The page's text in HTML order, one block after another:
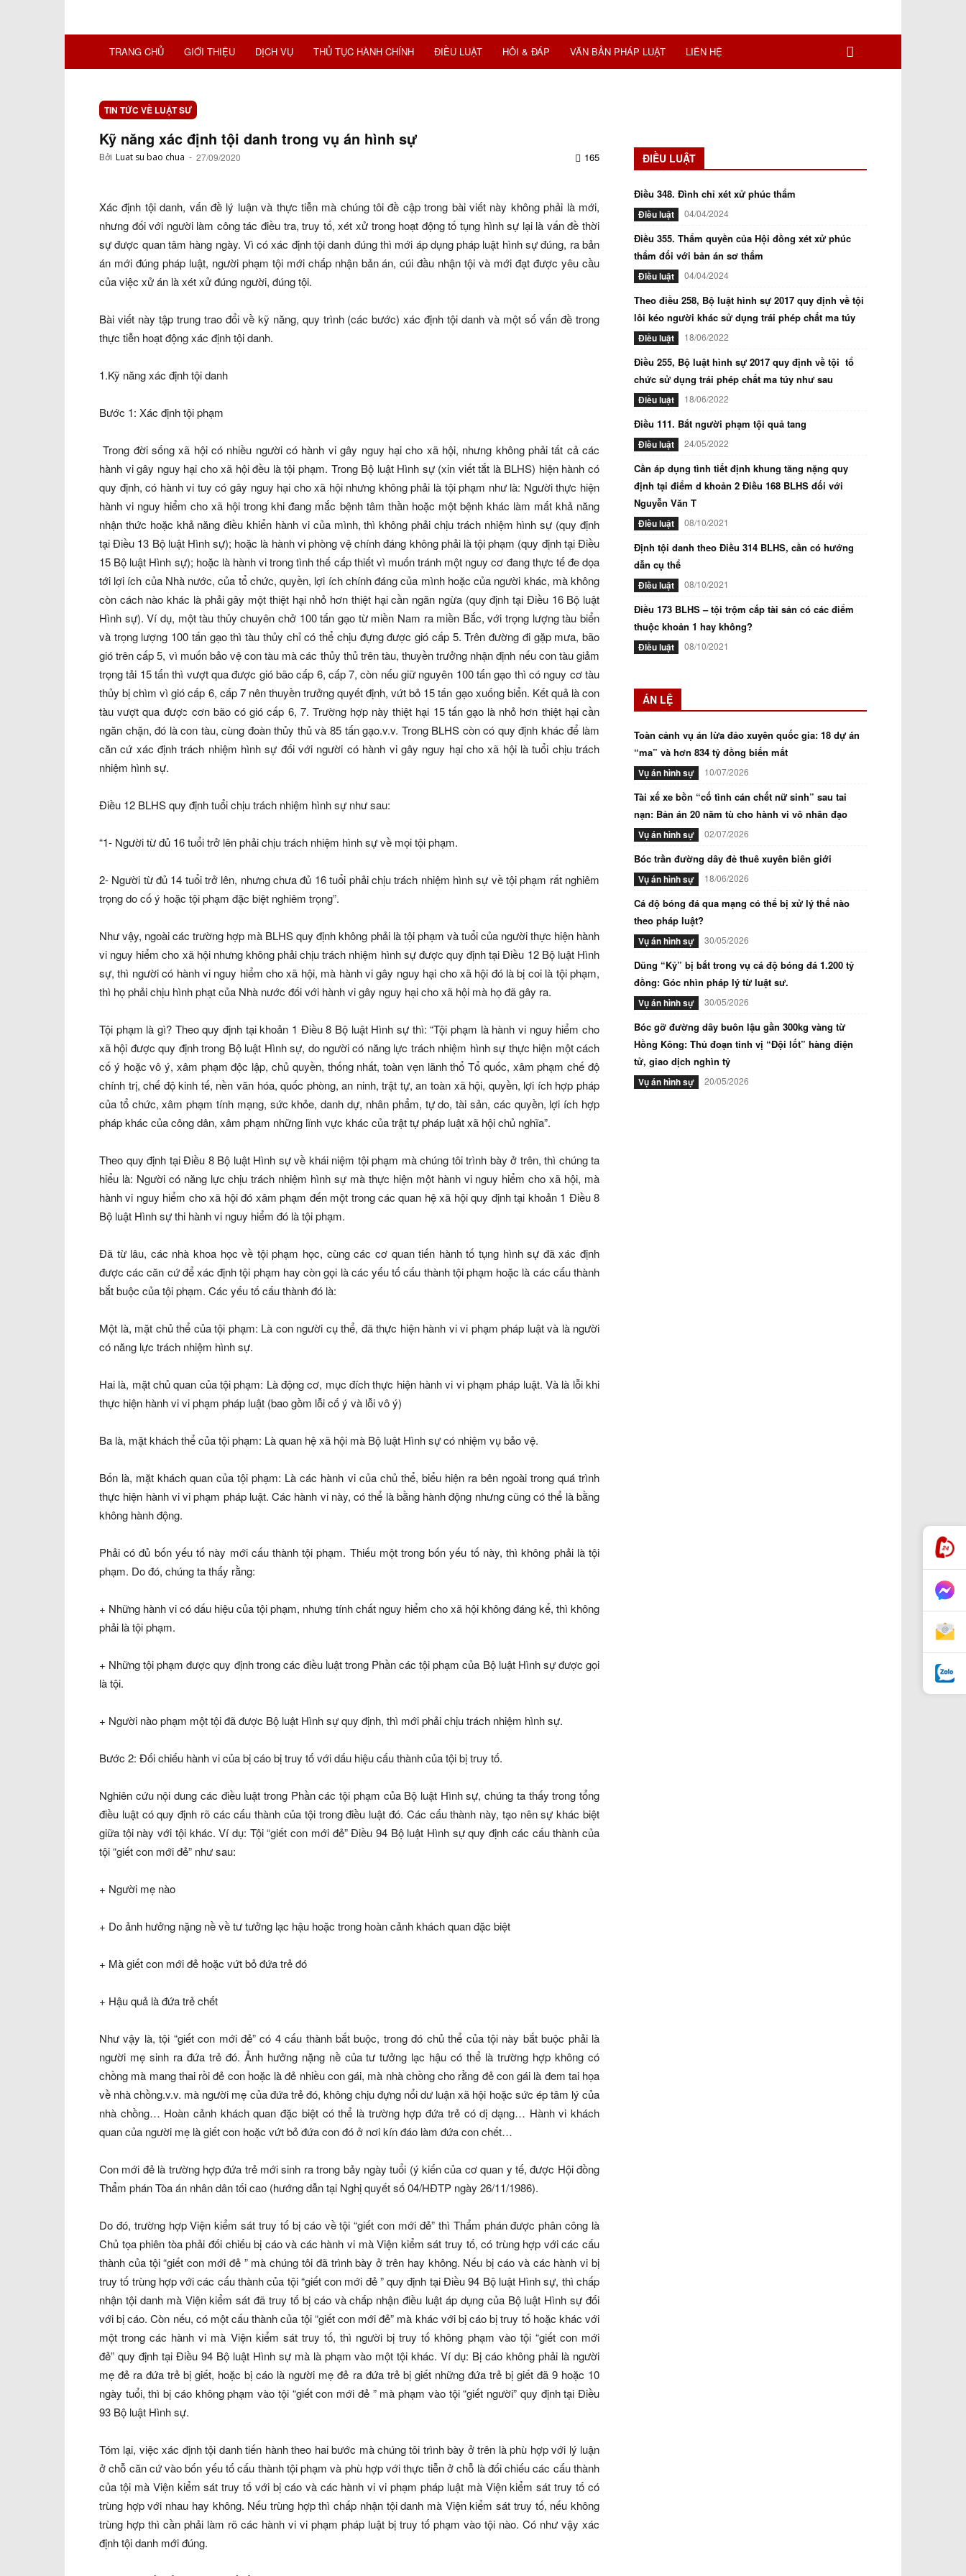
TRANG CHỦ GIỚI THIỆU DỊCH VỤ THỦ TỤC HÀNH CHÍNH ĐIỀU LUẬT HỎI & ĐÁP VĂN BẢN PHÁP LUẬT LIÊN HỆ
TIN TỨC VỀ LUẬT SƯ
Kỹ năng xác định tội danh trong vụ án hình sự
Bởi Luat su bao chua - 27/09/2020 165
Xác định tội danh, vấn đề lý luận và thực tiễn mà chúng tôi đề cập trong bài viết này không phải là mới,
nhưng đối với người làm công tác điều tra, truy tố, xét xử trong hoạt động tố tụng hình sự lại là vấn đề thời
sự được quan tâm hàng ngày. Vì có xác định tội danh đúng thì mới áp dụng pháp luật hình sự đúng, ra bản
án mới đúng pháp luật, người phạm tội mới chấp nhận bản án, cúi đầu nhận tội và mới đạt được yêu cầu
của việc xử án là xét xử đúng người, đúng tội.
Bài viết này tập trung trao đổi về kỹ năng, quy trình (các bước) xác định tội danh và một số vấn đề trong
thực tiễn hoạt động xác định tội danh.
1.Kỹ năng xác định tội danh
Bước 1: Xác định tội phạm
Trong đời sống xã hội có nhiều người có hành vi gây nguy hại cho xã hội, nhưng không phải tất cả các
hành vi gây nguy hại cho xã hội đều là tội phạm. Trong Bộ luật Hình sự (xin viết tắt là BLHS) hiện hành có
quy định, có hành vi tuy có gây nguy hại cho xã hội nhưng không phải là tội phạm như là: Người thực hiện
hành vi nguy hiểm cho xã hội trong khi đang mắc bệnh tâm thần hoặc một bệnh khác làm mất khả năng
nhận thức hoặc khả năng điều khiển hành vi của mình, thì không phải chịu trách nhiệm hình sự (quy định
tại Điều 13 Bộ luật Hình sự); hoặc là hành vi phòng vệ chính đáng không phải là tội phạm (quy định tại Điều
15 Bộ luật Hình sự); hoặc là hành vi trong tình thế cấp thiết vì muốn tránh một nguy cơ đang thực tế đe dọa
tới lợi ích của Nhà nước, của tổ chức, quyền, lợi ích chính đáng của mình hoặc của người khác, mà không
còn cách nào khác là phải gây một thiệt hại nhỏ hơn thiệt hại cần ngăn ngừa (quy định tại Điều 16 Bộ luật
Hình sự). Ví dụ, một tàu thủy chuyên chở 100 tấn gạo từ miền Nam ra miền Bắc, với trọng lượng tàu biển
và trọng lượng 100 tấn gạo thì tàu thủy chỉ có thể chịu đựng được gió cấp 5. Trên đường đi gặp mưa, bão
gió trên cấp 5, vì muốn bảo vệ con tàu mà các thủy thủ trên tàu, thuyền trưởng nhận định nếu con tàu giảm
trọng tải 15 tấn thì vượt qua được gió bão cấp 6, cấp 7, còn nếu giữ nguyên 100 tấn gạo thì có nguy cơ tàu
thủy bị chìm vì gió cấp 6, cấp 7 nên thuyền trưởng quyết định, vứt bỏ 15 tấn gạo xuống biển. Kết quả là con
tàu vượt qua được cơn bão có gió cấp 6, 7. Trường hợp này thiệt hại 15 tấn gạo là nhỏ hơn thiệt hại cần
ngăn chặn, đó là con tàu, cùng đoàn thủy thủ và 85 tấn gạo.v.v. Trong BLHS còn có quy định khác để làm
căn cứ xác định trách nhiệm hình sự đối với người có hành vi gây nguy hại cho xã hội là tuổi chịu trách
nhiệm hình sự.
Điều 12 BLHS quy định tuổi chịu trách nhiệm hình sự như sau:
“1- Người từ đủ 16 tuổi trở lên phải chịu trách nhiệm hình sựvề mọi tội phạm.
2- Người từ đủ 14 tuổi trở lên, nhưng chưa đủ 16 tuổi phải chịu trách nhiệm hình sự về tội phạm rất nghiêm
trọng do cố ý hoặc tội phạm đặc biệt nghiêm trọng”.
Như vậy, ngoài các trường hợp mà BLHS quy định không phải là tội phạm và tuổi của người thực hiện hành
vi nguy hiểm cho xã hội nhưng không phải chịu trách nhiệm hình sự được quy định tại Điều 12 Bộ luật Hình
sự, thì người có hành vi nguy hiểm cho xã hội, mà hành vi gây nguy hại cho xã hội đó là bị coi là tội phạm,
thì họ phải chịu hình phạt của Nhà nước đối với hành vi gây nguy hại cho xã hội mà họ đã gây ra.
Tội phạm là gì? Theo quy định tại khoản 1 Điều 8 Bộ luật Hình sự thì: “Tội phạm là hành vi nguy hiểm cho
xã hội được quy định trong Bộ luật Hình sự, do người có năng lực trách nhiệm hình sự thực hiện một cách
cố ý hoặc vô ý, xâm phạm độc lập, chủ quyền, thống nhất, toàn vẹn lãnh thổ Tổ quốc, xâm phạm chế độ
chính trị, chế độ kinh tế, nền văn hóa, quốc phòng, an ninh, trật tự, an toàn xã hội, quyền, lợi ích hợp pháp
của tổ chức, xâm phạm tính mạng, sức khỏe, danh dự, nhân phẩm, tự do, tài sản, các quyền, lợi ích hợp
pháp khác của công dân, xâm phạm những lĩnh vực khác của trật tự pháp luật xã hội chủ nghĩa”.
Theo quy định tại Điều 8 Bộ luật Hình sự về khái niệm tội phạm mà chúng tôi trình bày ở trên, thì chúng ta
hiểu là: Người có năng lực chịu trách nhiệm hình sự mà thực hiện một hành vi nguy hiểm cho xã hội, mà
hành vi nguy hiểm cho xã hội đó xâm phạm đến một trong các quan hệ xã hội quy định tại khoản 1 Điều 8
Bộ luật Hình sự thi hành vi nguy hiểm đó là tội phạm.
Đã từ lâu, các nhà khoa học về tội phạm học, cùng các cơ quan tiến hành tố tụng hình sự đã xác định
được các căn cứ để xác định tội phạm hay còn gọi là các yếu tố cấu thành tội phạm hoặc là các cấu thành
bắt buộc của tội phạm. Các yếu tố cấu thành đó là:
Một là, mặt chủ thể của tội phạm: Là con người cụ thể, đã thực hiện hành vi vi phạm pháp luật và là người
có năng lực trách nhiệm hình sự.
Hai là, mặt chủ quan của tội phạm: Là động cơ, mục đích thực hiện hành vi vi phạm pháp luật. Và là lỗi khi
thực hiện hành vi vi phạm pháp luật (bao gồm lỗi cố ý và lỗi vô ý)
Ba là, mặt khách thể của tội phạm: Là quan hệ xã hội mà Bộ luật Hình sự có nhiệm vụ bảo vệ.
Bốn là, mặt khách quan của tội phạm: Là các hành vi của chủ thể, biểu hiện ra bên ngoài trong quá trình
thực hiện hành vi vi phạm pháp luật. Các hành vi này, có thể là bằng hành động nhưng cũng có thể là bằng
không hành động.
Phải có đủ bốn yếu tố này mới cấu thành tội phạm. Thiếu một trong bốn yếu tố này, thì không phải là tội
phạm. Do đó, chúng ta thấy rằng:
+ Những hành vi có dấu hiệu của tội phạm, nhưng tính chất nguy hiểm cho xã hội không đáng kể, thì không
phải là tội phạm.
+ Những tội phạm được quy định trong các điều luật trong Phần các tội phạm của Bộ luật Hình sự được gọi
là tội.
+ Người nào phạm một tội đã được Bộ luật Hình sự quy định, thì mới phải chịu trách nhiệm hình sự.
Bước 2: Đối chiếu hành vi của bị cáo bị truy tố với dấu hiệu cấu thành của tội bị truy tố.
Nghiên cứu nội dung các điều luật trong Phần các tội phạm của Bộ luật Hình sự, chúng ta thấy trong tổng
điều luật có quy định rõ các cấu thành của tội trong điều luật đó. Các cấu thành này, tạo nên sự khác biệt
giữa tội này với tội khác. Ví dụ: Tội“giết con mới đẻ”Điều 94 Bộ luật Hình sự quy định các cấu thành của
tội“giết con mới đẻ” như sau:
+ Người mẹ nào
+ Do ảnh hưởng nặng nề về tư tưởng lạc hậu hoặc trong hoàn cảnh khách quan đặc biệt
+ Mà giết con mới đẻ hoặc vứt bỏ đứa trẻ đó
+ Hậu quả là đứa trẻ chết
Như vậy là, tội “giết con mới đẻ” có 4 cấu thành bắt buộc, trong đó chủ thể của tội này bắt buộc phải là
người mẹ sinh ra đứa trẻ đó. Ảnh hưởng nặng nề của tư tưởng lạc hậu có thể là trường hợp không có
chồng mà mang thai rồi đẻ con hoặc là đẻ nhiều con gái, mà nhà chồng cho rằng đẻ con gái là đem tai họa
về nhà chồng.v.v. mà người mẹ của đứa trẻ đó, không chịu đựng nổi dư luận xã hội hoặc sức ép tâm lý của
nhà chồng… Hoàn cảnh khách quan đặc biệt có thể là trường hợp đứa trẻ có dị dạng… Hành vi khách
quan của người mẹ là giết con hoặc vứt bỏ đứa con đó ở nơi kín đáo làm đứa con chết…
Con mới đẻ là trường hợp đứa trẻ mới sinh ra trong bảy ngày tuổi (ý kiến của cơ quan y tế, được Hội đồng
Thẩm phán Tòa án nhân dân tối cao (hướng dẫn tại Nghị quyết số 04/HĐTP ngày 26/11/1986).
Do đó, trường hợp Viện kiểm sát truy tố bị cáo về tội“giết con mới đẻ”thì Thẩm phán được phân công là
Chủ tọa phiên tòa phải đối chiếu bị cáo và các hành vi mà Viện kiểm sát truy tố, có trùng hợp với các cấu
thành của tội“giết con mới đẻ” mà chúng tôi đã trình bày ở trên hay không. Nếu bị cáo và các hành vi bị
truy tố trùng hợp với các cấu thành của tội“giết con mới đẻ ”quy định tại Điều 94 Bộ luật Hình sự, thì chấp
nhận tội danh mà Viện kiểm sát đã truy tố bị cáo và chấp nhận điều luật áp dụng của Bộ luật Hình sự đối
với bị cáo. Còn nếu, có một cấu thành của tội“giết con mới đẻ” mà khác với bị cáo bị truy tố hoặc khác với
một trong các hành vi mà Viện kiểm sát truy tố, thì người bị truy tố không phạm vào tội “giết con mới
đẻ” quy định tại Điều 94 Bộ luật Hình sự mà là phạm vào một tội khác. Ví dụ: Bị cáo không phải là người
mẹ đẻ ra đứa trẻ bị giết, hoặc bị cáo là người mẹ đẻ ra đứa trẻ bị giết những đứa trẻ bị giết đã 9 hoặc 10
ngày tuổi, thì bị cáo không phạm vào tội “giết con mới đẻ ”mà phạm vào tội“giết người” quy định tại Điều
93 Bộ luật Hình sự.
Tóm lại, việc xác định tội danh tiến hành theo hai bước mà chúng tôi trình bày ở trên là phù hợp với lý luận
ở chỗ căn cứ vào bốn yếu tố cấu thành tội phạm và phù hợp với thực tiễn ở chỗ là đối chiếu các cấu thành
của tội mà Viện kiểm sát truy tố với bị cáo và các hành vi vi phạm pháp luật mà Viện kiểm sát truy tố có
trùng hợp với nhau hay không. Nếu trùng hợp thì chấp nhận tội danh mà Viện kiểm sát truy tố, nếu không
trùng hợp thì cần phải làm rõ các hành vi vi phạm pháp luật bị truy tố phạm vào tội nào. Có như vậy xác
định tội danh mới đúng.
ĐIỀU LUẬT
Điều 348. Đình chỉ xét xử phúc thẩm
Điều luật 04/04/2024
Điều 355. Thẩm quyền của Hội đồng xét xử phúc
thẩm đối với bản án sơ thẩm
Điều luật 04/04/2024
Theo điều 258, Bộ luật hình sự 2017 quy định về tội
lôi kéo người khác sử dụng trái phép chất ma túy
Điều luật 18/06/2022
Điều 255, Bộ luật hình sự 2017 quy định về tội tổ
chức sử dụng trái phép chất ma túy như sau
Điều luật 18/06/2022
Điều 111. Bắt người phạm tội quả tang
Điều luật 24/05/2022
Cần áp dụng tình tiết định khung tăng nặng quy
định tại điểm d khoản 2 Điều 168 BLHS đối với
Nguyễn Văn T
Điều luật 08/10/2021
Định tội danh theo Điều 314 BLHS, cần có hướng
dẫn cụ thể
Điều luật 08/10/2021
Điều 173 BLHS – tội trộm cắp tài sản có các điểm
thuộc khoản 1 hay không?
Điều luật 08/10/2021
ÁN LỆ
Toàn cảnh vụ án lừa đảo xuyên quốc gia: 18 dự án
“ma” và hơn 834 tỷ đồng biến mất
Vụ án hình sự 10/07/2026
Tài xế xe bồn “cố tình cán chết nữ sinh” sau tai
nạn: Bản án 20 năm tù cho hành vi vô nhân đạo
Vụ án hình sự 02/07/2026
Bóc trần đường dây đẻ thuê xuyên biên giới
Vụ án hình sự 18/06/2026
Cá độ bóng đá qua mạng có thể bị xử lý thế nào
theo pháp luật?
Vụ án hình sự 30/05/2026
Dũng “Kỷ” bị bắt trong vụ cá độ bóng đá 1.200 tỷ
đồng: Góc nhìn pháp lý từ luật sư.
Vụ án hình sự 30/05/2026
Bóc gỡ đường dây buôn lậu gần 300kg vàng từ
Hồng Kông: Thủ đoạn tinh vị “Đội lốt” hàng điện
tử, giao dịch nghìn tỷ
Vụ án hình sự 20/05/2026